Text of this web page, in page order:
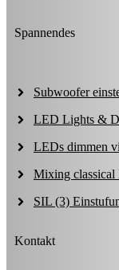
Spannendes
Subwoofer
LED Lights &
LEDs dimmen
Mixing
SIL (3)
Kontakt